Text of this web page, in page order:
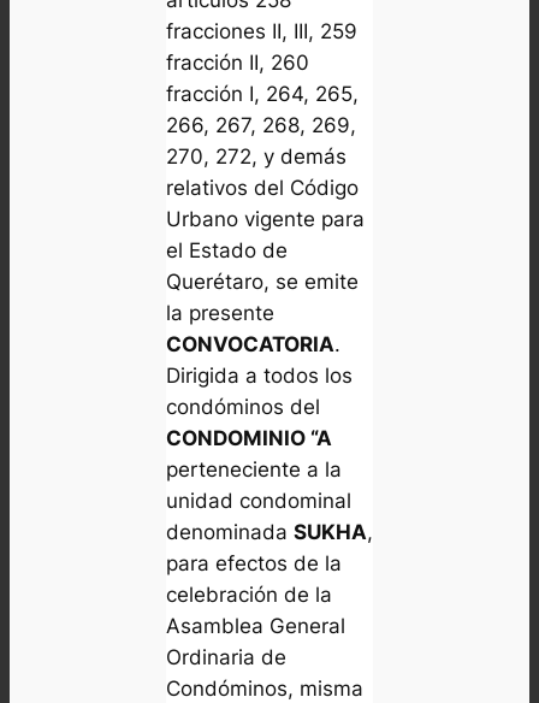
fracciones II, III, 259
fracción II, 260
fracción I, 264, 265,
266, 267, 268, 269,
270, 272, y demás
relativos del Código
Urbano vigente para
el Estado de
Querétaro, se emite
la presente
CONVOCATORIA.
Dirigida a todos los
condóminos del
CONDOMINIO “A
perteneciente a la
unidad condominal
denominada SUKHA,
para efectos de la
celebración de la
Asamblea General
Ordinaria de
Condóminos, misma